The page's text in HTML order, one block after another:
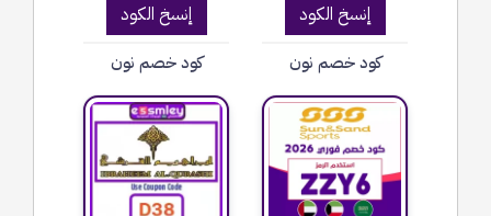
إنسخ الكود
كود خصم نون
إنسخ الكود
كود خصم نون